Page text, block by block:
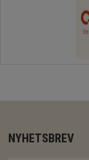
NYHETSBREV